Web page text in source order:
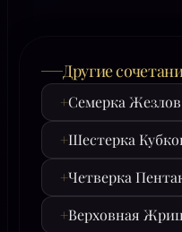
Другие
+Семерка Жезлов
+Шестерка
+Четверка
+Верховная